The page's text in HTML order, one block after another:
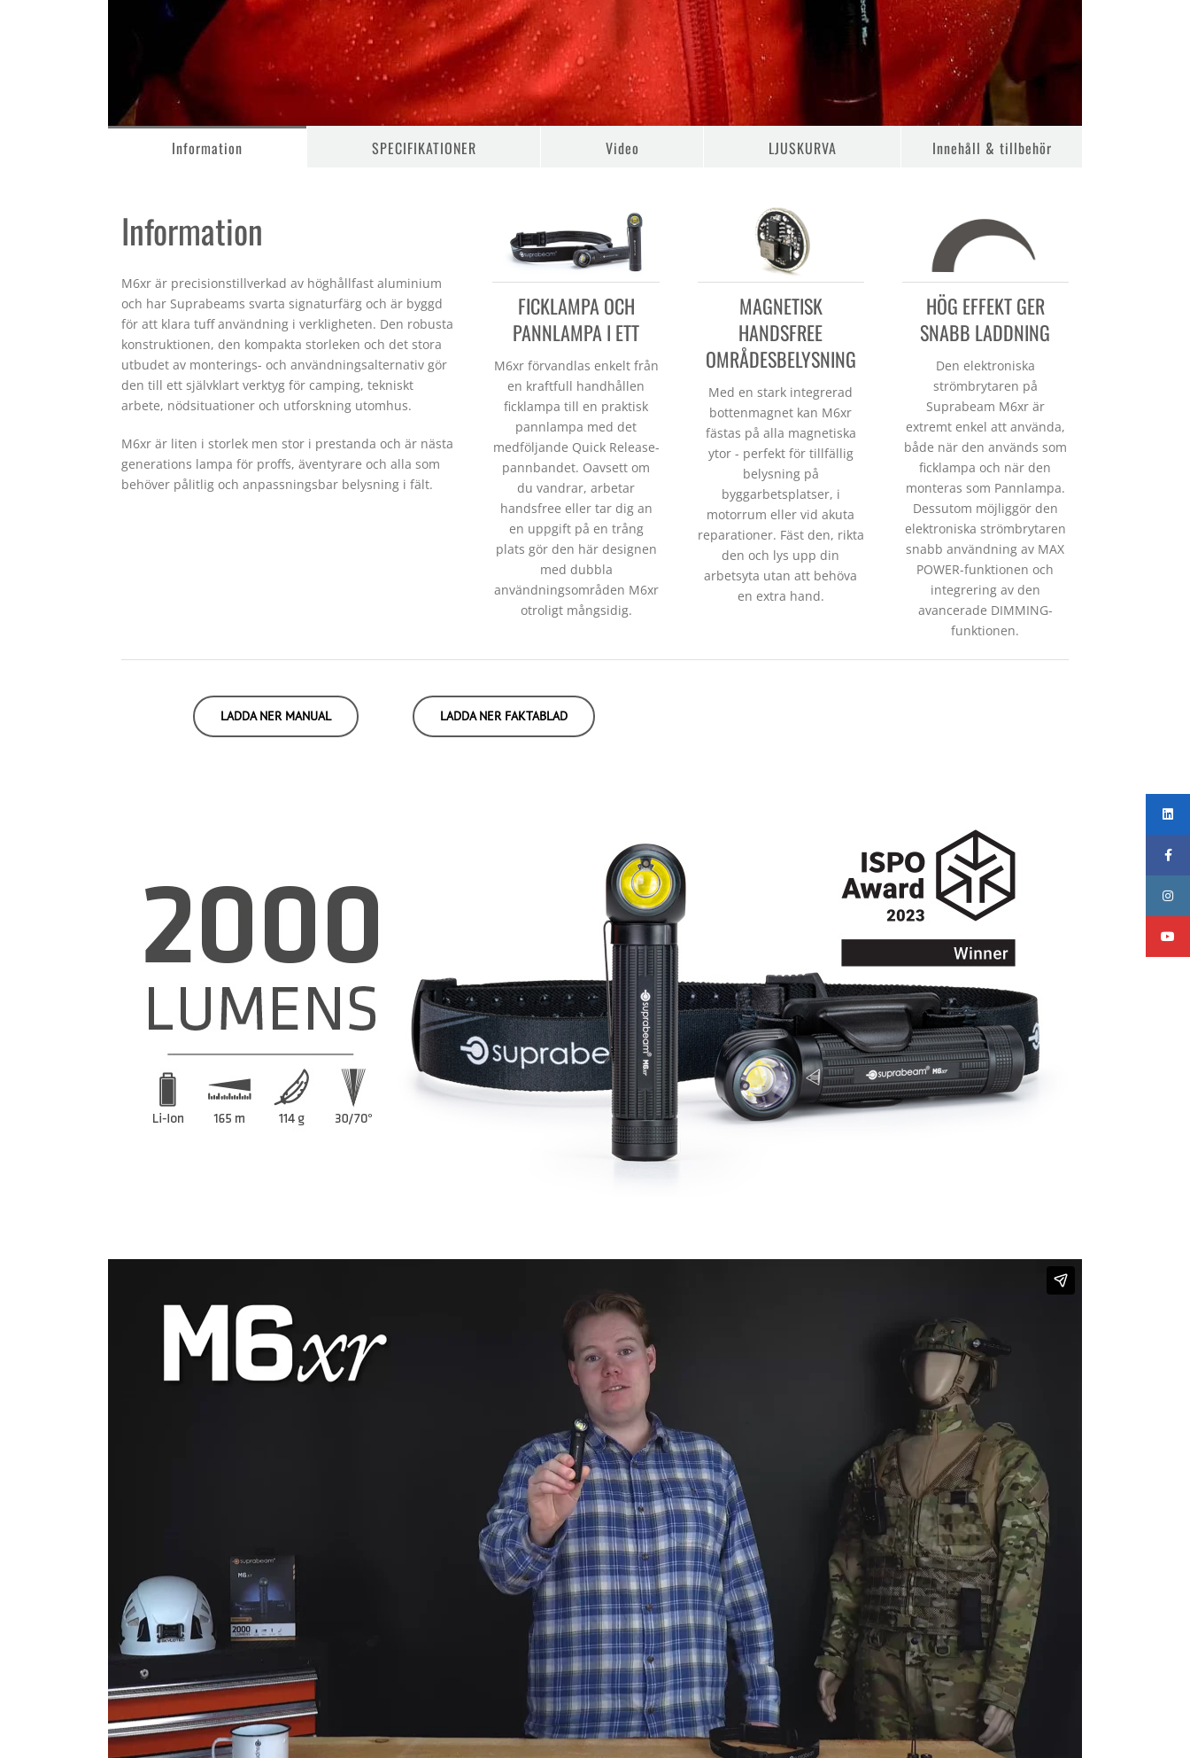
Information SPECIFIKATIONER Video LJUSKURVA Innehåll & tillbehör
Information
M6xr är precisionstillverkad av höghållfast aluminium
och har Suprabeams svarta signaturfärg och är byggd
för att klara tuff användning i verkligheten. Den robusta
konstruktionen, den kompakta storleken och det stora
utbudet av monterings- och användningsalternativ gör
den till ett självklart verktyg för camping, tekniskt
arbete, nödsituationer och utforskning utomhus.
M6xr är liten i storlek men stor i prestanda och är nästa
generations lampa för proffs, äventyrare och alla som
behöver pålitlig och anpassningsbar belysning i fält.
FICKLAMPA OCH
PANNLAMPA I ETT
M6xr förvandlas enkelt från
en kraftfull handhållen
ficklampa till en praktisk
pannlampa med det
medföljande Quick Release-
pannbandet. Oavsett om
du vandrar, arbetar
handsfree eller tar dig an
en uppgift på en trång
plats gör den här designen
med dubbla
användningsområden M6xr
otroligt mångsidig.
MAGNETISK
HANDSFREE
OMRÅDESBELYSNING
Med en stark integrerad
bottenmagnet kan M6xr
fästas på alla magnetiska
ytor - perfekt för tillfällig
belysning på
byggarbetsplatser, i
motorrum eller vid akuta
reparationer. Fäst den, rikta
den och lys upp din
arbetsyta utan att behöva
en extra hand.
HÖG EFFEKT GER
SNABB LADDNING
Den elektroniska
strömbrytaren på
Suprabeam M6xr är
extremt enkel att använda,
både när den används som
ficklampa och när den
monteras som Pannlampa.
Dessutom möjliggör den
elektroniska strömbrytaren
snabb användning av MAX
POWER-funktionen och
integrering av den
avancerade DIMMING-
funktionen.
LADDA NER MANUAL LADDA NER FAKTABLAD